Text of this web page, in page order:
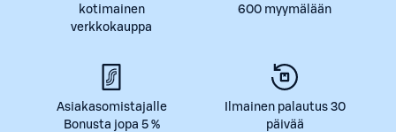
kotimainen
verkkokauppa
600 myymälään
Asiakasomistajalle
Bonusta jopa 5 %
Ilmainen palautus 30
päivää